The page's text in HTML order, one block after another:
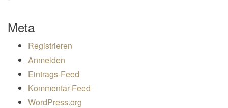
Meta
Registrieren
Anmelden
Eintrags-Feed
Kommentar-Feed
WordPress.org